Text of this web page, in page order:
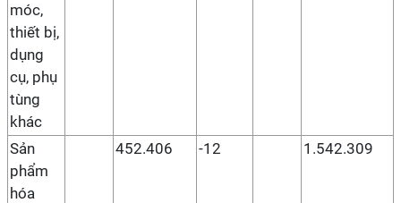
móc,
thiết bị,
dụng
cụ, phụ
tùng
khác
Sản
phẩm
hóa
452.406 -12 1.542.309